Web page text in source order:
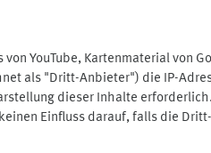
YouTube, Kartenmaterial von
als "Dritt-Anbieter") die IP-
dieser Inhalte
Einfluss darauf, falls die